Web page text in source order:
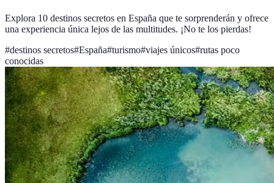
Explora 10 destinos secretos en España que te sorprenderán y ofrece
una experiencia única lejos de las multitudes. ¡No te los pierdas!
#destinos secretos#España#turismo#viajes únicos#rutas poco
conocidas